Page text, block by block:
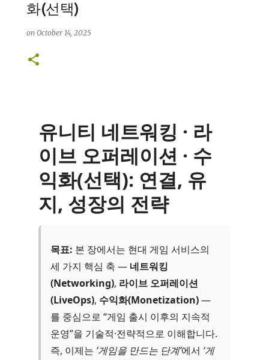
화(선택)
on October 14, 2025
유니티 네트워킹 · 라
이브 오퍼레이션 · 수
익화(선택): 연결, 유
지, 성장의 전략
목표: 본 장에서는 현대 게임 서비스의
세 가지 핵심 축 — 네트워킹
(Networking), 라이브 오퍼레이션
(LiveOps), 수익화(Monetization)—
를 중심으로 “게임 출시 이후의 지속적
운영”을 기술적·전략적으로 이해합니다.
즉, 이제는 ‘게임을 만드는 단계’에서 ‘게